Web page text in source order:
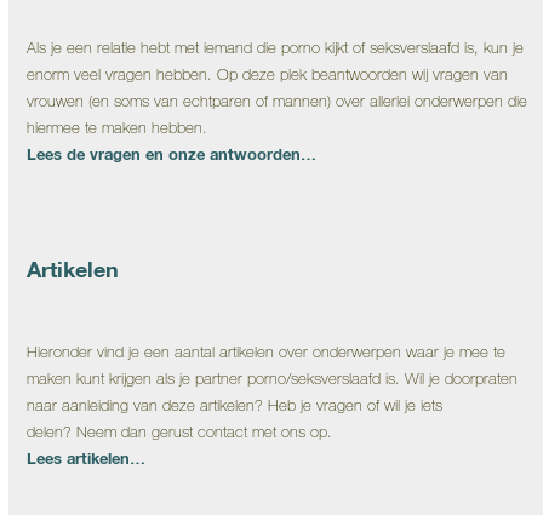
Als je een relatie hebt met iemand die porno kijkt of seksverslaafd is, kun je
enorm veel vragen hebben. Op deze plek beantwoorden wij vragen van
vrouwen (en soms van echtparen of mannen) over allerlei onderwerpen die
hiermee te maken hebben.
Lees de vragen en onze antwoorden…
Artikelen
Hieronder vind je een aantal artikelen over onderwerpen waar je mee te
maken kunt krijgen als je partner porno/seksverslaafd is. Wil je doorpraten
naar aanleiding van deze artikelen? Heb je vragen of wil je iets
delen? Neem dan gerust contact met ons op.
Lees artikelen…